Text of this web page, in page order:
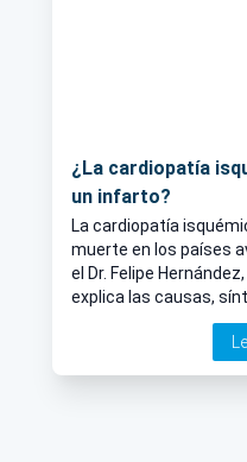
¿La cardiopatía
un infarto?
La cardiopatía
muerte en los países
el Dr. Felipe
explica las causas,